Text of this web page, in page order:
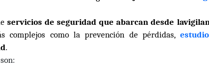
servicios de seguridad que abarcan desde
complejos como la prevención de pérdidas,
.